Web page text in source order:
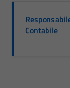
Contabile